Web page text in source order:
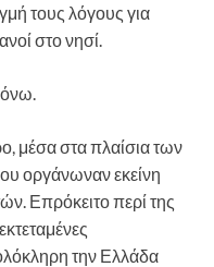
τους λόγους για
στο νησί.
μέσα στα πλαίσια των
οργάνωναν εκείνη
Επρόκειτο περί της
την Ελλάδα